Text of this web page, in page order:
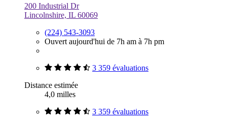
200 Industrial Dr
Lincolnshire, IL 60069
(224) 543-3093
Ouvert aujourd'hui de 7h am à 7h pm
3 359 évaluations
Distance estimée
4,0 milles
3 359 évaluations